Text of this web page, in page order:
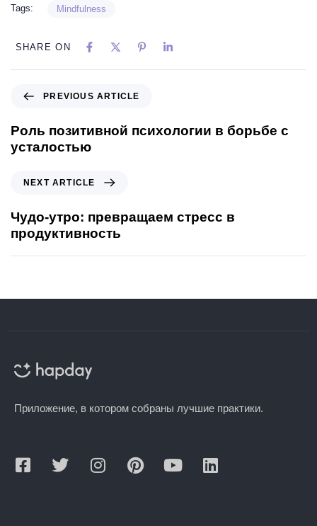
Tags: Mindfulness
SHARE ON
PREVIOUS ARTICLE
Роль позитивной психологии в борьбе с
усталостью
NEXT ARTICLE
Чудо-утро: превращаем стресс в
продуктивность
Приложение, в котором собраны лучшие практики.